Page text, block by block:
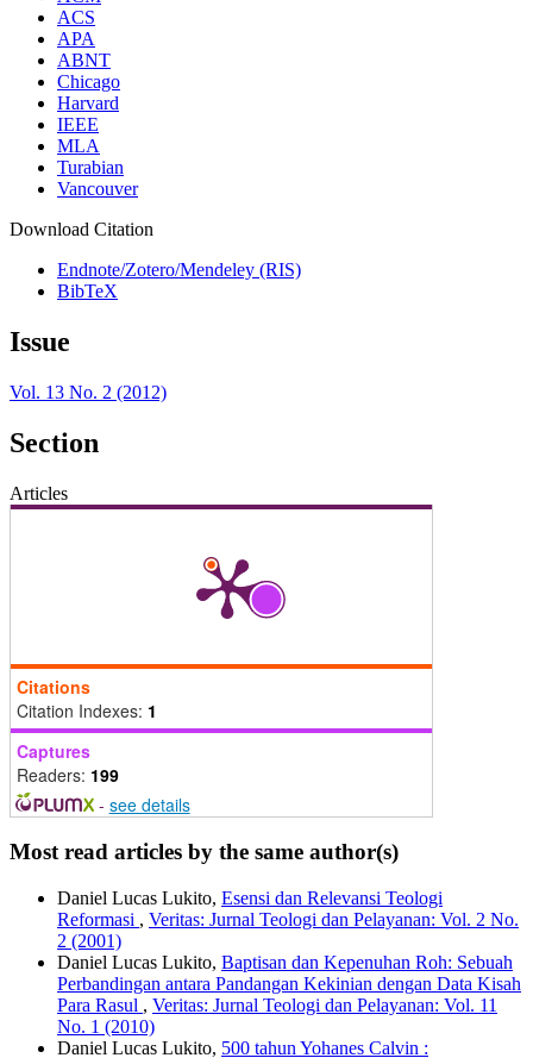
ACS
APA
ABNT
Chicago
Harvard
IEEE
MLA
Turabian
Vancouver
Download Citation
Endnote/Zotero/Mendeley (RIS)
BibTeX
Issue
Vol. 13 No. 2 (2012)
Section
Articles
Citations
Citation Indexes: 1
Captures
Readers: 199
- see details
Most read articles by the same author(s)
Daniel Lucas Lukito, Esensi dan Relevansi Teologi
Reformasi , Veritas: Jurnal Teologi dan Pelayanan: Vol. 2 No.
2 (2001)
Daniel Lucas Lukito, Baptisan dan Kepenuhan Roh: Sebuah
Perbandingan antara Pandangan Kekinian dengan Data Kisah
Para Rasul , Veritas: Jurnal Teologi dan Pelayanan: Vol. 11
No. 1 (2010)
Daniel Lucas Lukito, 500 tahun Yohanes Calvin :